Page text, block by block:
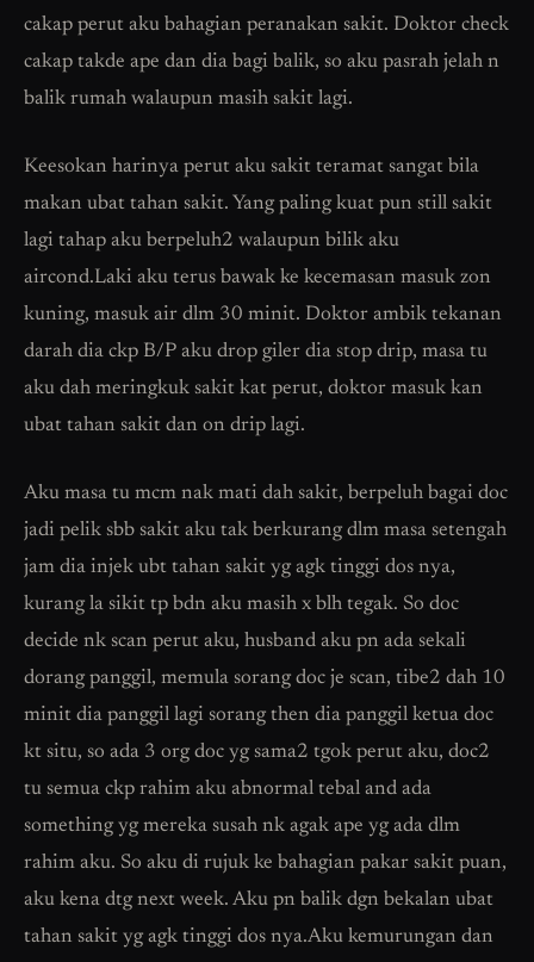
cakap perut aku bahagian peranakan sakit. Doktor check
cakap takde ape dan dia bagi balik, so aku pasrah jelah n
balik rumah walaupun masih sakit lagi.
Keesokan harinya perut aku sakit teramat sangat bila
makan ubat tahan sakit. Yang paling kuat pun still sakit
lagi tahap aku berpeluh2 walaupun bilik aku
aircond.Laki aku terus bawak ke kecemasan masuk zon
kuning, masuk air dlm 30 minit. Doktor ambik tekanan
darah dia ckp B/P aku drop giler dia stop drip, masa tu
aku dah meringkuk sakit kat perut, doktor masuk kan
ubat tahan sakit dan on drip lagi.
Aku masa tu mcm nak mati dah sakit, berpeluh bagai doc
jadi pelik sbb sakit aku tak berkurang dlm masa setengah
jam dia injek ubt tahan sakit yg agk tinggi dos nya,
kurang la sikit tp bdn aku masih x blh tegak. So doc
decide nk scan perut aku, husband aku pn ada sekali
dorang panggil, memula sorang doc je scan, tibe2 dah 10
minit dia panggil lagi sorang then dia panggil ketua doc
kt situ, so ada 3 org doc yg sama2 tgok perut aku, doc2
tu semua ckp rahim aku abnormal tebal and ada
something yg mereka susah nk agak ape yg ada dlm
rahim aku. So aku di rujuk ke bahagian pakar sakit puan,
aku kena dtg next week. Aku pn balik dgn bekalan ubat
tahan sakit yg agk tinggi dos nya.Aku kemurungan dan